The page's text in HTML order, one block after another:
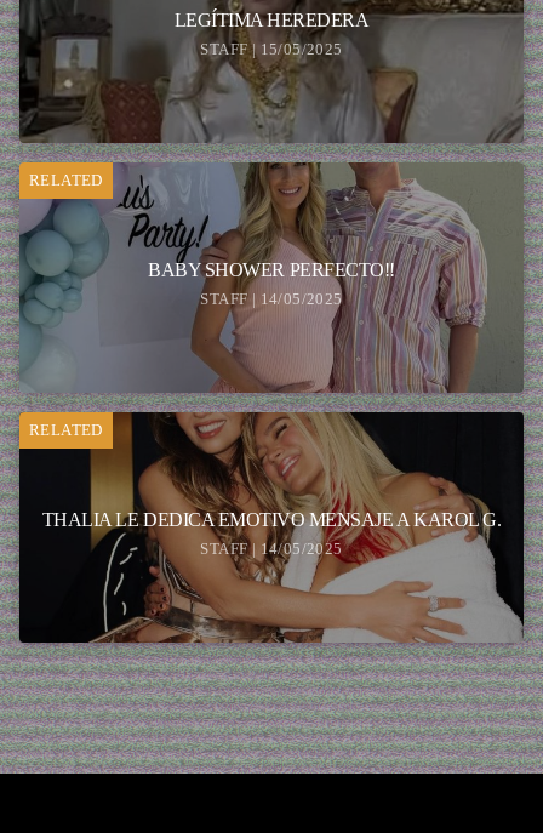
LEGÍTIMA HEREDERA
STAFF | 15/05/2025
RELATED
BABY SHOWER PERFECTO!!
STAFF | 14/05/2025
RELATED
THALIA LE DEDICA EMOTIVO MENSAJE A KAROL G.
STAFF | 14/05/2025